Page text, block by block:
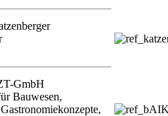
GmbH
Bauwesen,